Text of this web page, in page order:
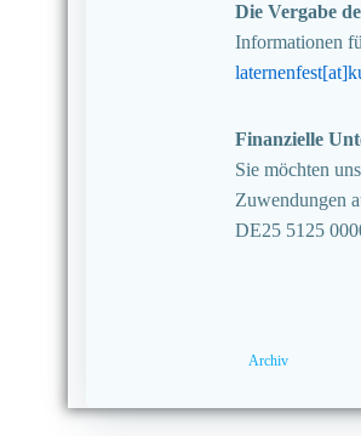
Die Vergabe
Informationen
Finanzielle
Sie möchten
Zuwendungen
DE25 5125
Archiv